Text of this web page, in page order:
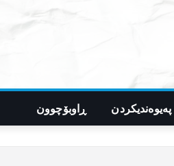
پەیوەندیکردن ڕاوبۆچوون